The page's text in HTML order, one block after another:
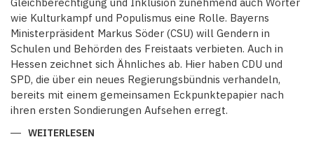
wie Kulturkampf und Populismus eine Rolle. Bayerns
Ministerpräsident Markus Söder (CSU) will Gendern in
Schulen und Behörden des Freistaats verbieten. Auch in
Hessen zeichnet sich Ähnliches ab. Hier haben CDU und
SPD, die über ein neues Regierungsbündnis verhandeln,
bereits mit einem gemeinsamen Eckpunktepapier nach
ihren ersten Sondierungen Aufsehen erregt.
WEITERLESEN